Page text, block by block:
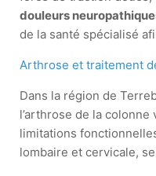
douleurs
de la santé spécialisé
Arthrose et traitement
Dans la région de
l’arthrose de la
limitations
lombaire et cervicale,